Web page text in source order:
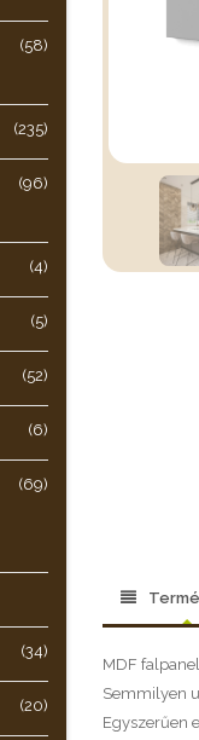
MDF
Semmilyen
Egyszerűen
(58)
(235)
(96)
(4)
(5)
(52)
(6)
(69)
(34)
(20)